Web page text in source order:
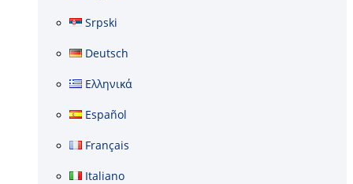
Srpski
Deutsch
Ελληνικά
Español
Français
Italiano